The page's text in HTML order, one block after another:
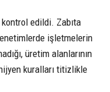
kontrol edildi. Zabıta
işletmelerin
üretim alanlarının
kuralları titizlikle